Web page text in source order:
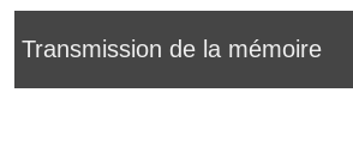
Transmission de la mémoire